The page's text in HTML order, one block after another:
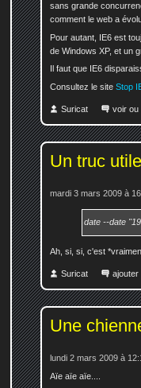
sans grande
comment le web a
Pour autant, IE6 est
de Windows XP, et un
Il faut que IE6
Consultez le site Stop
Suricat voir ou
Un truc utile
mardi 3 mars 2009 à
date --date
Ah, si, si, c'est
Suricat ajouter
Une
lundi 2 mars 2009 à
Aïe aïe aïe....